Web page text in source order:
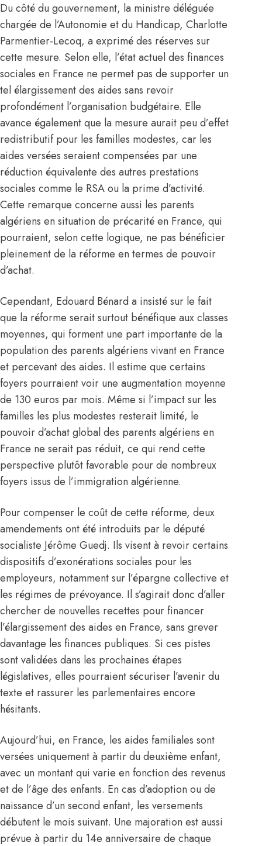
Du côté du gouvernement, la ministre déléguée
chargée de l’Autonomie et du Handicap, Charlotte
Parmentier-Lecoq, a exprimé des réserves sur
cette mesure. Selon elle, l’état actuel des finances
sociales en France ne permet pas de supporter un
tel élargissement des aides sans revoir
profondément l’organisation budgétaire. Elle
avance également que la mesure aurait peu d’effet
redistributif pour les familles modestes, car les
aides versées seraient compensées par une
réduction équivalente des autres prestations
sociales comme le RSA ou la prime d’activité.
Cette remarque concerne aussi les parents
algériens en situation de précarité en France, qui
pourraient, selon cette logique, ne pas bénéficier
pleinement de la réforme en termes de pouvoir
d’achat.
Cependant, Edouard Bénard a insisté sur le fait
que la réforme serait surtout bénéfique aux classes
moyennes, qui forment une part importante de la
population des parents algériens vivant en France
et percevant des aides. Il estime que certains
foyers pourraient voir une augmentation moyenne
de 130 euros par mois. Même si l’impact sur les
familles les plus modestes resterait limité, le
pouvoir d’achat global des parents algériens en
France ne serait pas réduit, ce qui rend cette
perspective plutôt favorable pour de nombreux
foyers issus de l’immigration algérienne.
Pour compenser le coût de cette réforme, deux
amendements ont été introduits par le député
socialiste Jérôme Guedj. Ils visent à revoir certains
dispositifs d’exonérations sociales pour les
employeurs, notamment sur l’épargne collective et
les régimes de prévoyance. Il s’agirait donc d’aller
chercher de nouvelles recettes pour financer
l’élargissement des aides en France, sans grever
davantage les finances publiques. Si ces pistes
sont validées dans les prochaines étapes
législatives, elles pourraient sécuriser l’avenir du
texte et rassurer les parlementaires encore
hésitants.
Aujourd’hui, en France, les aides familiales sont
versées uniquement à partir du deuxième enfant,
avec un montant qui varie en fonction des revenus
et de l’âge des enfants. En cas d’adoption ou de
naissance d’un second enfant, les versements
débutent le mois suivant. Une majoration est aussi
prévue à partir du 14e anniversaire de chaque